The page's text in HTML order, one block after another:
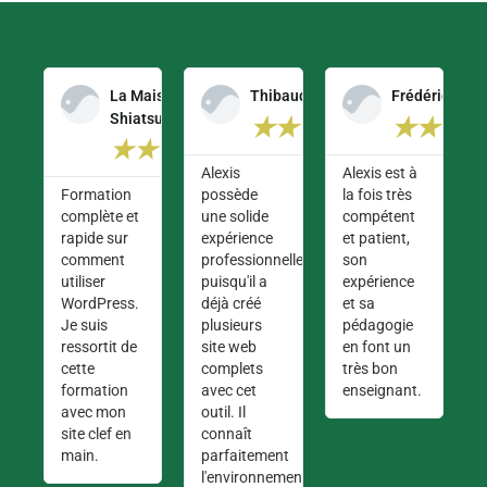
La Maison du
Shiatsu
★★★ ★★
Formation
complète et
rapide sur
comment
utiliser
WordPress.
Je suis
ressortit de
cette
formation
avec mon
site clef en
main.
Thibaud G.
★★★
Alexis
possède
une solide
expérience
professionnelle
puisqu'il a
déjà créé
plusieurs
site web
complets
avec cet
outil. Il
connaît
parfaitement
l'environnement
Frédéric G.
★★★
Alexis est à
la fois très
compétent
et patient,
son
expérience
et sa
pédagogie
en font un
très bon
enseignant.